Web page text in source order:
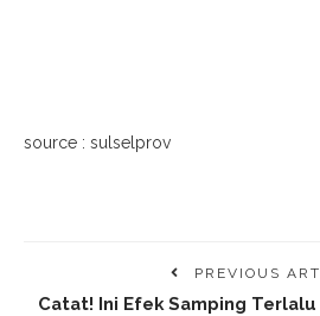
source : sulselprov
PREVIOUS
Catat! Ini Efek Samping Terlalu